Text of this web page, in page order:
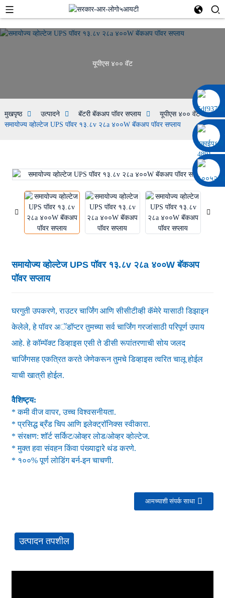
००८६ १३३२२९२०६९७
यूपीएस ४०० वॅट
मुखपृष्ठ उत्पादने बॅटरी बॅकअप पॉवर सप्लाय
यूपीएस ४०० वॅट
समायोज्य व्होल्टेज UPS पॉवर १३.८v २८a ४००W बॅकअप पॉवर सप्लाय
समायोज्य व्होल्टेज UPS पॉवर १३.८v २८a ४००W बॅकअप
पॉवर सप्लाय
घरगुती उपकरणे, राउटर चार्जिंग आणि सीसीटीव्ही कॅमेरे यासाठी डिझाइन
केलेले, हे पॉवर अॅडॉप्टर तुमच्या सर्व चार्जिंग गरजांसाठी परिपूर्ण उपाय
आहे. हे कॉम्पॅक्ट डिव्हाइस एसी ते डीसी रूपांतरणाची सोय जलद
चार्जिंगसह एकत्रित करते जेणेकरून तुमचे डिव्हाइस त्वरित चालू होईल
याची खात्री होईल.
वैशिष्ट्य:
* कमी वीज वापर, उच्च विश्वसनीयता.
* प्रसिद्ध ब्रँड चिप आणि इलेक्ट्रॉनिक्स स्वीकारा.
* संरक्षण: शॉर्ट सर्किट/ओव्हर लोड/ओव्हर व्होल्टेज.
* मुक्त हवा संवहन किंवा पंख्याद्वारे थंड करणे.
* १००% पूर्ण लोडिंग बर्न-इन चाचणी.
आमच्याशी संपर्क साधा
उत्पादन तपशील